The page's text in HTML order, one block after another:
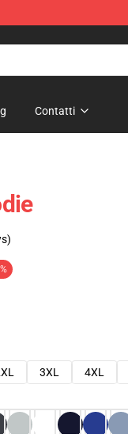
Contatti
3XL 4XL